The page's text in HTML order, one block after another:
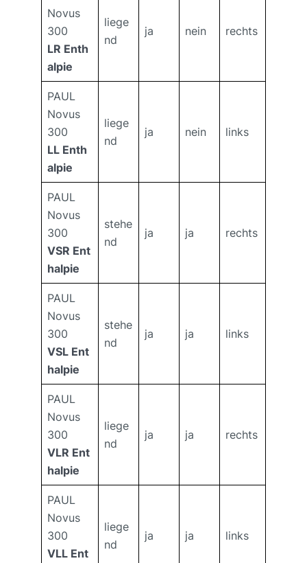
Novus
300
LR Enth
alpie
liege
nd
ja nein rechts
PAUL
Novus
300
LL Enth
alpie
liege
nd
ja nein links
PAUL
Novus
300
VSR Ent
halpie
stehe
nd
ja ja rechts
PAUL
Novus
300
VSL Ent
halpie
stehe
nd
ja ja links
PAUL
Novus
300
VLR Ent
halpie
liege
nd
ja ja rechts
PAUL
Novus
300
VLL Ent
liege
nd
ja ja links